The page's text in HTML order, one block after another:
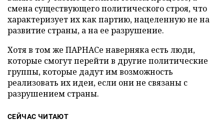
смена существующего политического строя, что
характеризует их как партию, нацеленную не на
развитие страны, а на ее разрушение.
Хотя в том же ПАРНАСе наверняка есть люди,
которые смогут перейти в другие политические
группы, которые дадут им возможность
реализовать их идеи, если они не связаны с
разрушением страны.
СЕЙЧАС ЧИТАЮТ